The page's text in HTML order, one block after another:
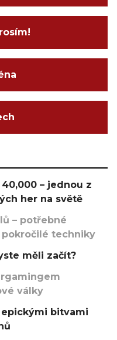
– jednou z
her na světě
– potřebné
techniky
měli začít?
války
epickými bitvami